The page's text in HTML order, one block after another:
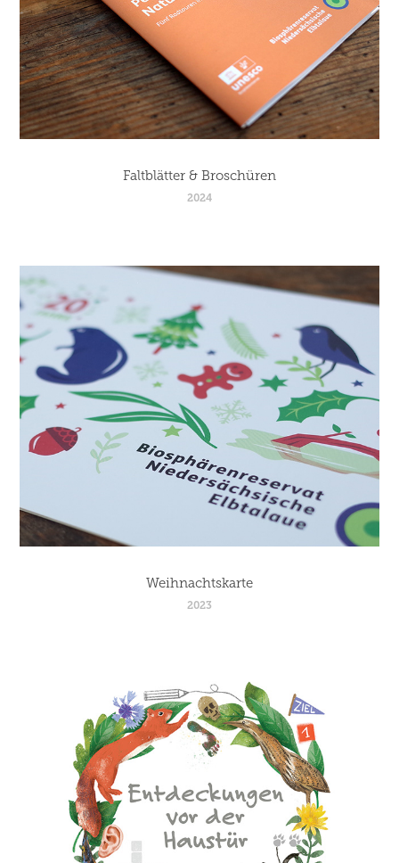
Faltblätter & Broschüren
2024
Weihnachtskarte
2023